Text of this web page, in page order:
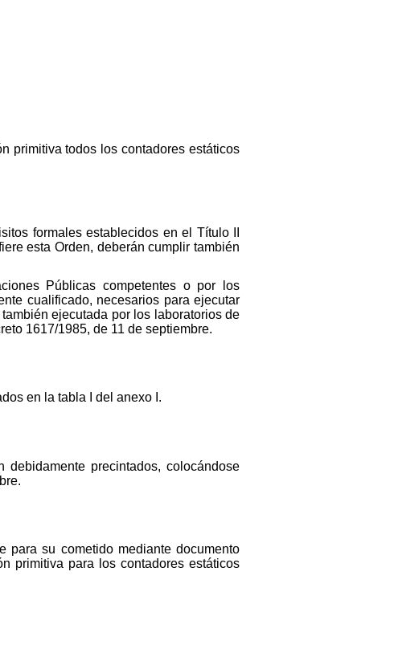
primitiva todos los contadores estáticos
formales establecidos en el Título II
esta Orden, deberán cumplir también
Públicas competentes o por los
cualificado, necesarios para ejecutar
ejecutada por los laboratorios de
1617/1985, de 11 de septiembre.
en la tabla I del anexo I.
precintados, colocándose
para su cometido mediante documento
primitiva para los contadores estáticos